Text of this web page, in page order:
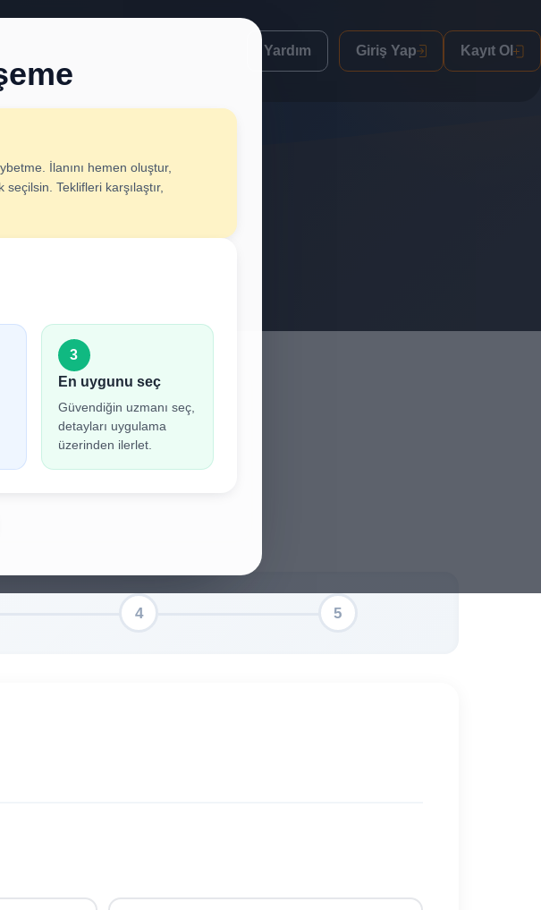
Yardım Giriş Yap Kayıt Ol
İlanını hemen oluştur,
Teklifleri karşılaştır,
3
En uygunu seç
Güvendiğin uzmanı seç,
detayları uygulama
üzerinden ilerlet.
Oluştur
hızlıca teklif al.
gerekmektedir.